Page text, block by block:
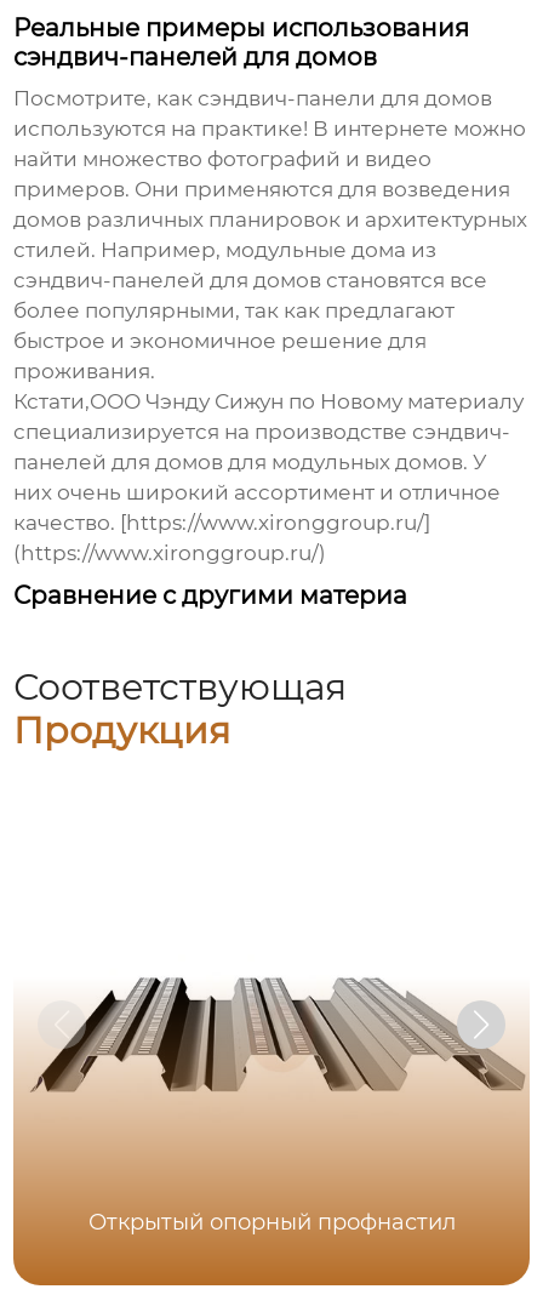
Реальные примеры использования
сэндвич-панелей для домов
Посмотрите, как сэндвич-панели для домов
используются на практике! В интернете можно
найти множество фотографий и видео
примеров. Они применяются для возведения
домов различных планировок и архитектурных
стилей. Например, модульные дома из
сэндвич-панелей для домов становятся все
более популярными, так как предлагают
быстрое и экономичное решение для
проживания.
Кстати,ООО Чэнду Сижун по Новому материалу
специализируется на производстве сэндвич-
панелей для домов для модульных домов. У
них очень широкий ассортимент и отличное
качество. [https://www.xironggroup.ru/]
(https://www.xironggroup.ru/)
Сравнение с другими материа
Соответствующая
Продукция
Открытый опорный профнастил